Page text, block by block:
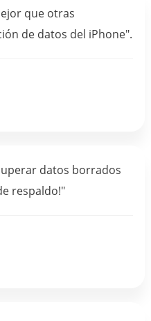
que otras
de datos del iPhone".
datos borrados
respaldo!"